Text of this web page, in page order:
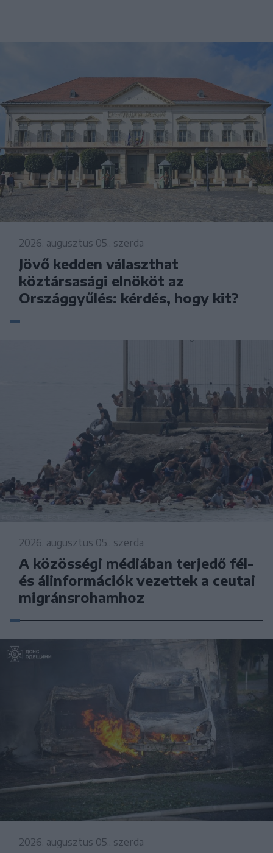
2026. augusztus 05., szerda
Jövő kedden választhat
köztársasági elnököt az
Országgyűlés: kérdés, hogy kit?
2026. augusztus 05., szerda
A közösségi médiában terjedő fél-
és álinformációk vezettek a ceutai
migránsrohamhoz
2026. augusztus 05., szerda